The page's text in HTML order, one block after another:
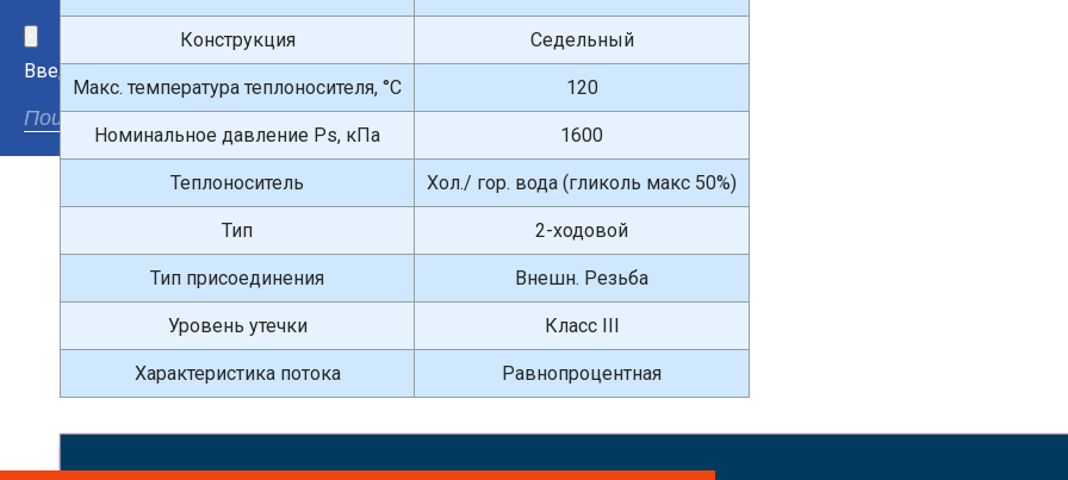
Введите поисковый запрос
Конструкция Седельный
Макс. температура теплоносителя, °С 120
Номинальное давление Ps, кПа 1600
Теплоноситель Хол./ гор. вода (гликоль макс 50%)
Тип 2-ходовой
Тип присоединения Внешн. Резьба
Уровень утечки Класс III
Характеристика потока Равнопроцентная